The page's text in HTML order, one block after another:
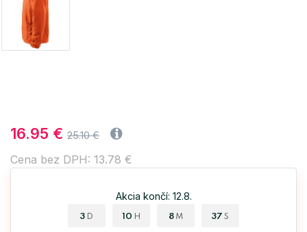
16.95 € 25.10 €
Cena bez DPH: 13.78 €
Akcia končí: 12.8.
3 D 10 H 8 M 36 S